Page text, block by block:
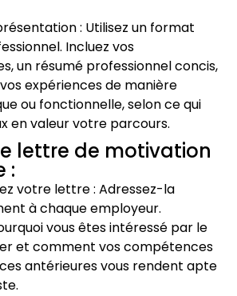
: Utilisez un format
Incluez vos
un résumé professionnel concis,
expériences de manière
ou fonctionnelle, selon ce qui
en valeur votre parcours.
lettre de motivation
:
votre lettre : Adressez-la
à chaque employeur.
vous êtes intéressé par le
et comment vos compétences
antérieures vous rendent apte